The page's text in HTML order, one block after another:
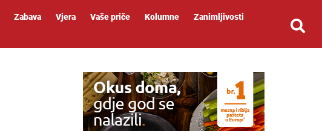
Zabava Vjera Vaše priče Kolumne
Zanimljivosti